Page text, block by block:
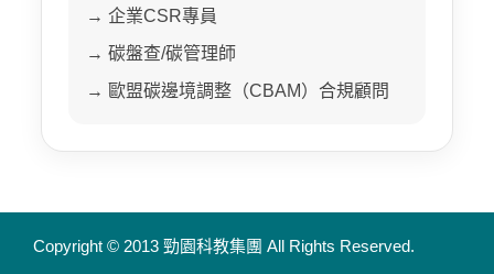
→ 企業CSR專員
→ 碳盤查/碳管理師
→ 歐盟碳邊境調整（CBAM）合規顧問
Copyright © 2013 勁園科教集團 All Rights Reserved.